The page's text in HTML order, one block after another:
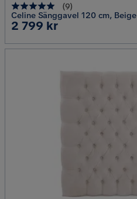
(9)
Celine Sänggavel 120 cm, Beige
Pris
2 799 kr